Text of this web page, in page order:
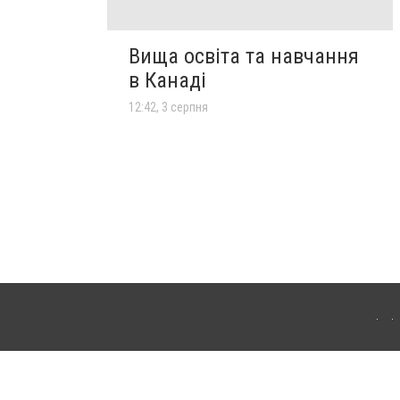
Вища освіта та навчання
в Канаді
12:42, 3 серпня